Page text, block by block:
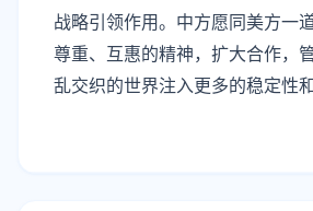
战略引领作用。中方愿同美方一
尊重、互惠的精神，扩大合作，
乱交织的世界注入更多的稳定性